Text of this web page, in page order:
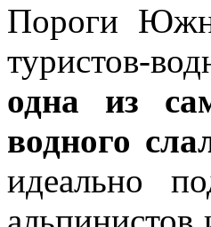
Пороги
туристов-
одна из
водного
идеально